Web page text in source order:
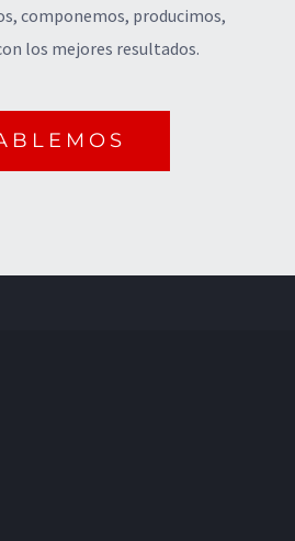
componemos, producimos,
los mejores resultados.